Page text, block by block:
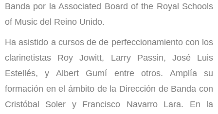
Banda por la Associated Board of the Royal Schools
of Music del Reino Unido.
Ha asistido a cursos de de perfeccionamiento con los
clarinetistas Roy Jowitt, Larry Passin, José Luis
Estellés, y Albert Gumí entre otros. Amplía su
formación en el ámbito de la Dirección de Banda con
Cristóbal Soler y Francisco Navarro Lara. En la